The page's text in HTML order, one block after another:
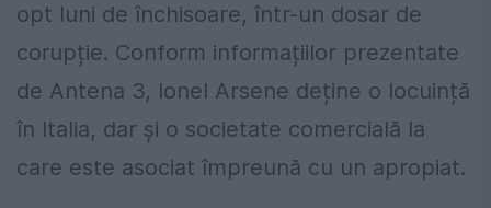
opt luni de închisoare, într-un dosar de
corupție. Conform informațiilor prezentate
de Antena 3, Ionel Arsene deține o locuință
în Italia, dar și o societate comercială la
care este asociat împreună cu un apropiat.